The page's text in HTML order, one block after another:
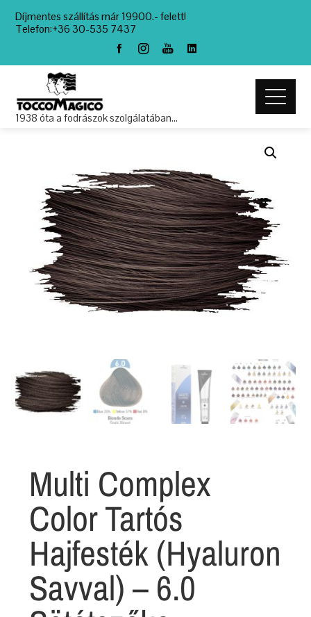
Díjmentes szállítás már 19900.- felett!
Telefon:+36 30-535 7437
1938 óta a fodrászok szolgálatában…
Multi Complex
Color Tartós
Hajfesték (Hyaluron
Savval) – 6.0